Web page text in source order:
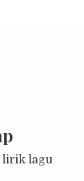
lirik lagu